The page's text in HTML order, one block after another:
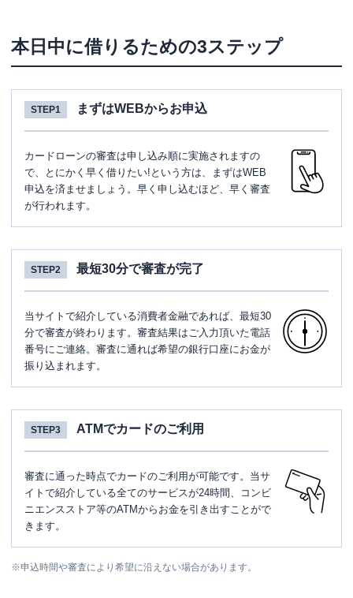
本日中に借りるための3ステップ
STEP1 まずはWEBからお申込
カードローンの審査は申し込み順に実施されますの
で、とにかく早く借りたい!という方は、まずはWEB
申込を済ませましょう。早く申し込むほど、早く審査
が行われます。
STEP2 最短30分で審査が完了
当サイトで紹介している消費者金融であれば、最短30
分で審査が終わります。審査結果はご入力頂いた電話
番号にご連絡。審査に通れば希望の銀行口座にお金が
振り込まれます。
STEP3 ATMでカードのご利用
審査に通った時点でカードのご利用が可能です。当サ
イトで紹介している全てのサービスが24時間、コンビ
ニエンスストア等のATMからお金を引き出すことがで
きます。
※申込時間や審査により希望に沿えない場合があります。